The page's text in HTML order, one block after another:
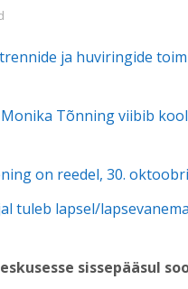
ja huviringide
Tõnning viibib
on reedel, 30.
tuleb lapsel/
sissepääsul